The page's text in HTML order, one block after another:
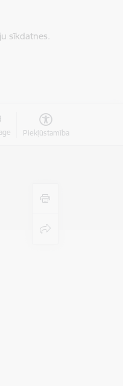
sīkdatnes.
Piekļūstamība